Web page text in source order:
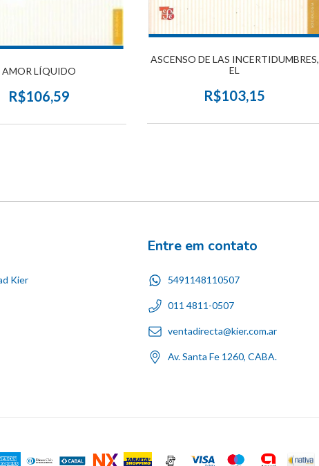
AMOR LÍQUIDO
R$106,59
ASCENSO DE LAS INCERTIDUMBRES,
EL
R$103,15
Kier
Entre em contato
5491148110507
011 4811-0507
ventadirecta@kier.com.ar
Av. Santa Fe 1260, CABA.